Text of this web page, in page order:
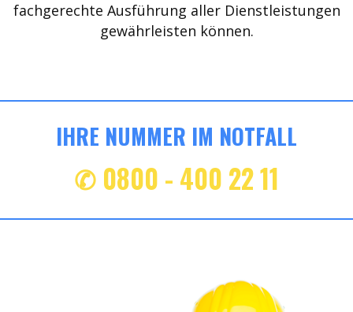
fachgerechte Ausführung aller Dienstleistungen
gewährleisten können.
IHRE NUMMER IM NOTFALL
✆ 0800 - 400 22 11